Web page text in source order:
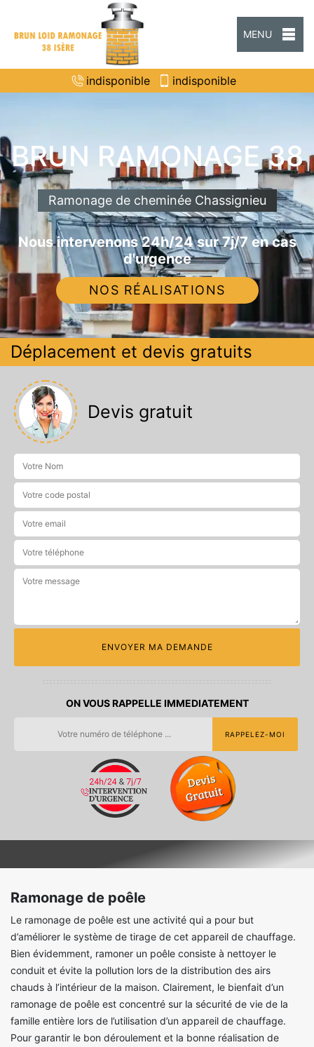
MENU
indisponible indisponible
BRUN RAMONAGE 38
Ramonage de cheminée Chassignieu
Nous intervenons 24h/24 sur 7j/7 en cas
d'urgence
NOS RÉALISATIONS
Déplacement et devis gratuits
Devis gratuit
ON VOUS RAPPELLE IMMEDIATEMENT
Ramonage de poêle
Le ramonage de poêle est une activité qui a pour but
d’améliorer le système de tirage de cet appareil de chauffage.
Bien évidemment, ramoner un poêle consiste à nettoyer le
conduit et évite la pollution lors de la distribution des airs
chauds à l’intérieur de la maison. Clairement, le bienfait d’un
ramonage de poêle est concentré sur la sécurité de vie de la
famille entière lors de l’utilisation d’un appareil de chauffage.
Pour garantir le bon déroulement et la bonne réalisation de